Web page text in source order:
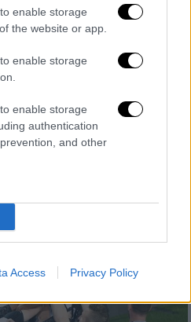
enable storage
the website or app.
enable storage
enable storage
authentication
and other
Access Privacy Policy
για ΠΑΟΚ,
«Ο
που ήρθα»
εφ' όλης της ύλης
προανήγγειλε τις
ΠΑΟΚ, μίλησε για
τον Ιβάν Σαββίδη και
και ανέλυσε το νέο